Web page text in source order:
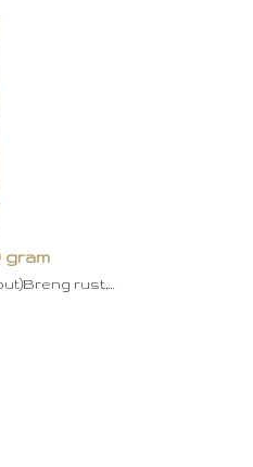
gram
rust,…